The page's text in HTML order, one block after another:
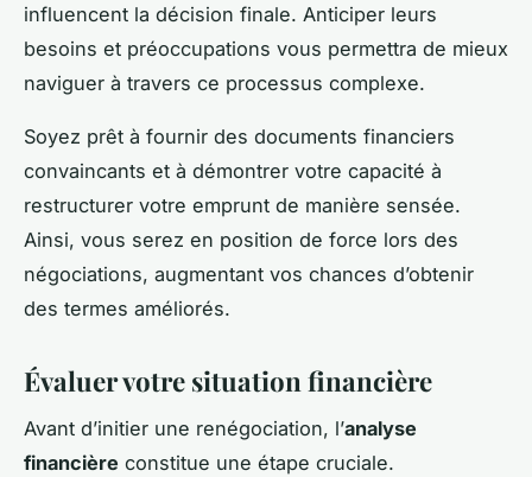
influencent la décision finale. Anticiper leurs
besoins et préoccupations vous permettra de mieux
naviguer à travers ce processus complexe.
Soyez prêt à fournir des documents financiers
convaincants et à démontrer votre capacité à
restructurer votre emprunt de manière sensée.
Ainsi, vous serez en position de force lors des
négociations, augmentant vos chances d’obtenir
des termes améliorés.
Évaluer votre situation financière
Avant d’initier une renégociation, l’analyse
financière constitue une étape cruciale.